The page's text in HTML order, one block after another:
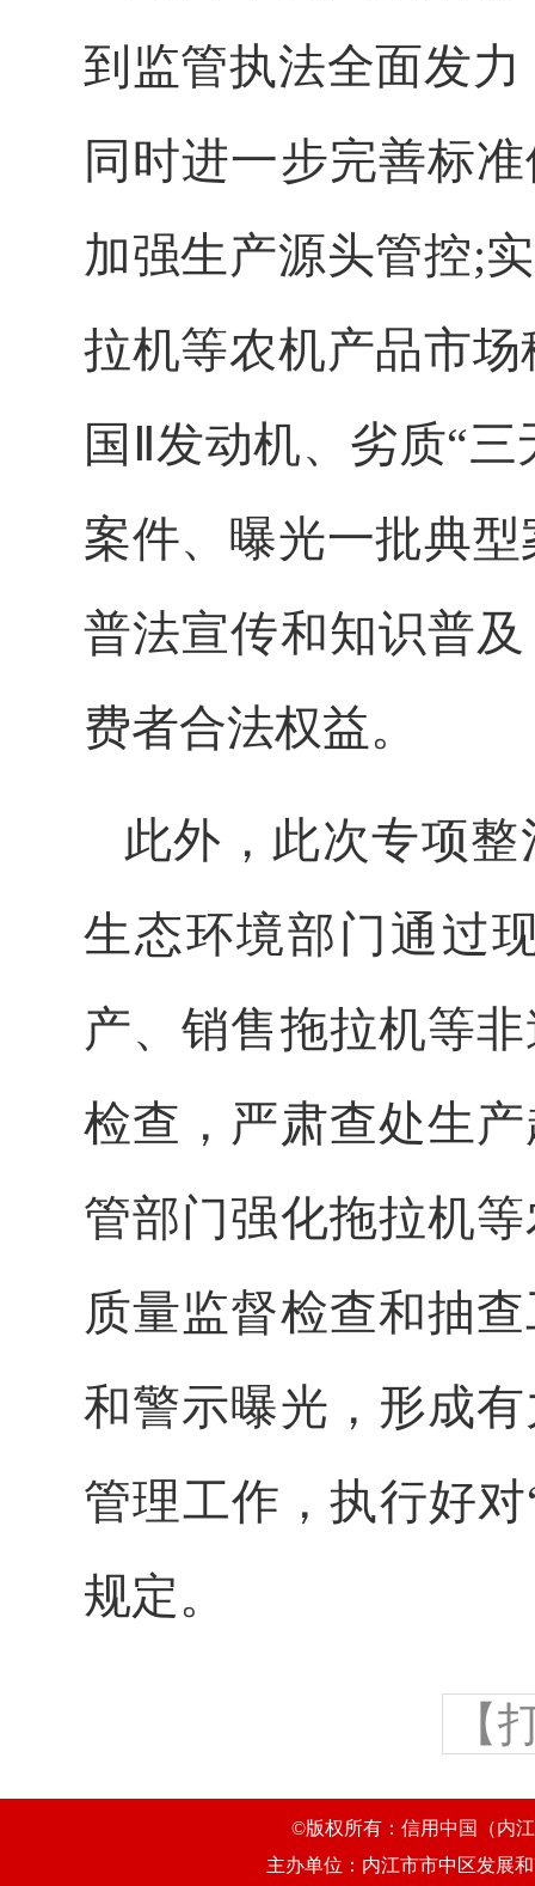
到监管执法全面发
同时进一步完善标
加强生产源头管控;
拉机等农机产品市
国Ⅱ发动机、劣质“
案件、曝光一批典
普法宣传和知识普
费者合法权益。
此外，此次专项
生态环境部门通过
产、销售拖拉机等
检查，严肃查处生
管部门强化拖拉机
质量监督检查和抽
和警示曝光，形成
管理工作，执行好
规定。
【
©版权所有：信用中国（内
主办单位：内江市市中区发展